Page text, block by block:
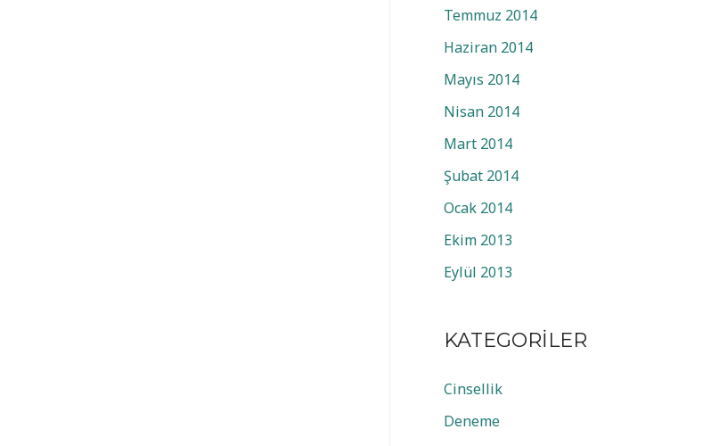
Temmuz 2014
Haziran 2014
Mayıs 2014
Nisan 2014
Mart 2014
Şubat 2014
Ocak 2014
Ekim 2013
Eylül 2013
KATEGORILER
Cinsellik
Deneme